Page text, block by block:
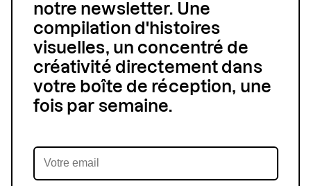
notre newsletter. Une
compilation d'histoires
visuelles, un concentré de
créativité directement dans
votre boîte de réception, une
fois par semaine.